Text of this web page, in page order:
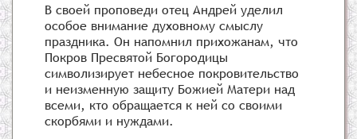
В своей проповеди отец Андрей уделил
особое внимание духовному смыслу
праздника. Он напомнил прихожанам, что
Покров Пресвятой Богородицы
символизирует небесное покровительство
и неизменную защиту Божией Матери над
всеми, кто обращается к ней со своими
скорбями и нуждами.